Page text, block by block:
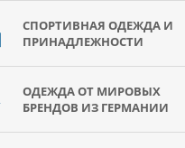
СПОРТИВНАЯ ОДЕЖДА И
ПРИНАДЛЕЖНОСТИ
ОДЕЖДА ОТ МИРОВЫХ
БРЕНДОВ ИЗ ГЕРМАНИИ